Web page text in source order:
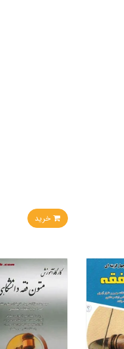
خرید